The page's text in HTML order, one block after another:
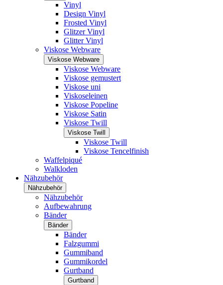
Vinyl
Design Vinyl
Frosted Vinyl
Glitzer Vinyl
Glitter Vinyl
Viskose Webware
Viskose Webware
Viskose Webware
Viskose gemustert
Viskose uni
Viskoseleinen
Viskose Popeline
Viskose Satin
Viskose Twill
Viskose Twill
Viskose Twill
Viskose Tencelfinish
Waffelpiqué
Walkloden
Nähzubehör
Nähzubehör
Nähzubehör
Aufbewahrung
Bänder
Bänder
Bänder
Falzgummi
Gummiband
Gummikordel
Gurtband
Gurtband